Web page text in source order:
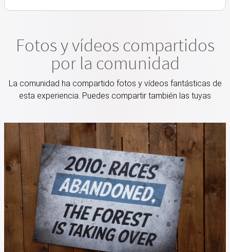
Fotos y vídeos compartidos
por la comunidad
La comunidad ha compartido fotos y vídeos fantásticas de
esta experiencia. Puedes compartir también las tuyas